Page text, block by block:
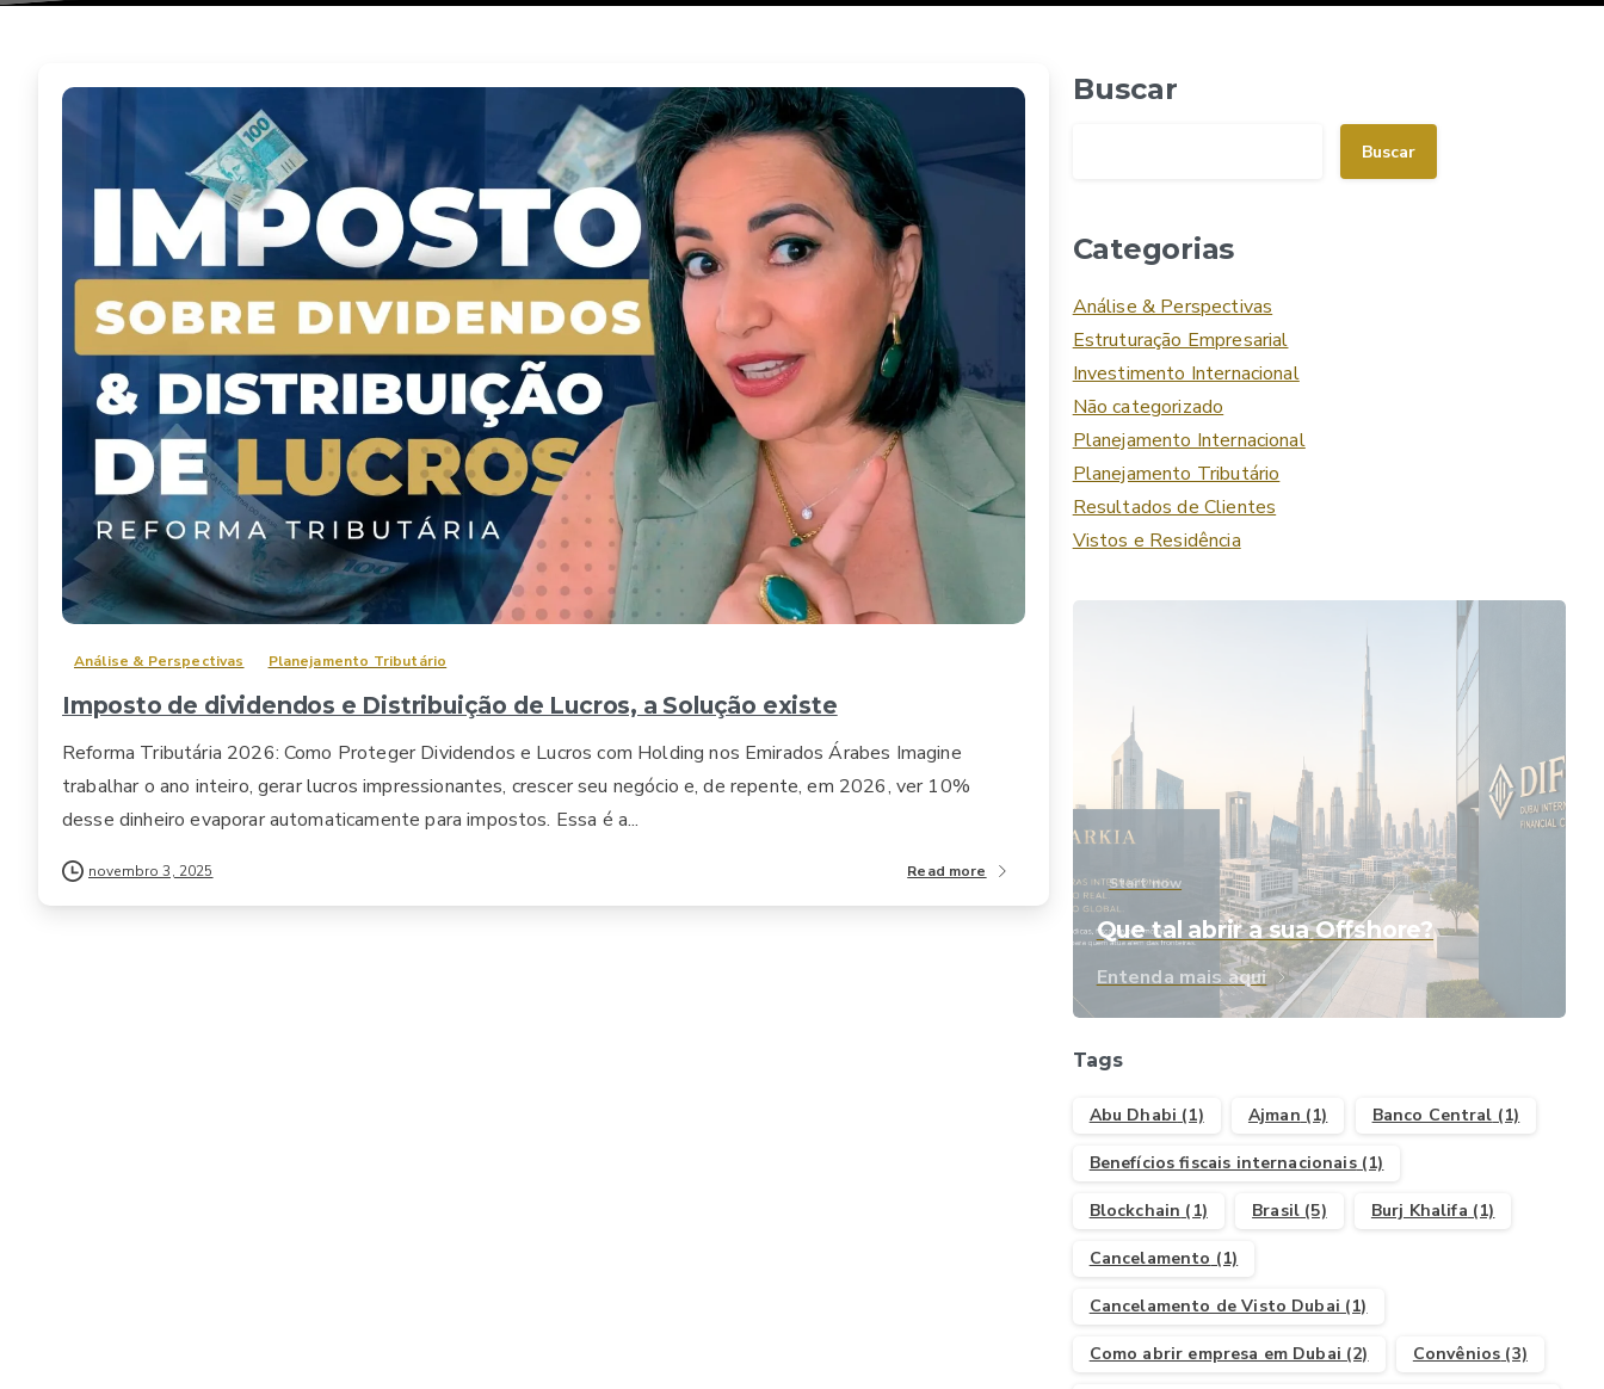
Análise & Perspectivas Planejamento Tributário
Imposto de dividendos e Distribuição de Lucros, a Solução existe
Reforma Tributária 2026: Como Proteger Dividendos e Lucros com Holding nos Emirados Árabes Imagine
trabalhar o ano inteiro, gerar lucros impressionantes, crescer seu negócio e, de repente, em 2026, ver 10%
desse dinheiro evaporar automaticamente para impostos. Essa é a...
novembro 3, 2025 Read more
Buscar
Buscar
Categorias
Análise & Perspectivas
Estruturação Empresarial
Investimento Internacional
Não categorizado
Planejamento Internacional
Planejamento Tributário
Resultados de Clientes
Vistos e Residência
Start now
Que tal abrir a sua Offshore?
Entenda mais aqui
Tags
Abu Dhabi (1) Ajman (1) Banco Central (1)
Benefícios fiscais internacionais(1)
Blockchain (1) Brasil (5) Burj Khalifa (1)
Cancelamento (1)
Cancelamento de Visto Dubai (1)
Como abrir empresa em Dubai (2) Convênios (3)